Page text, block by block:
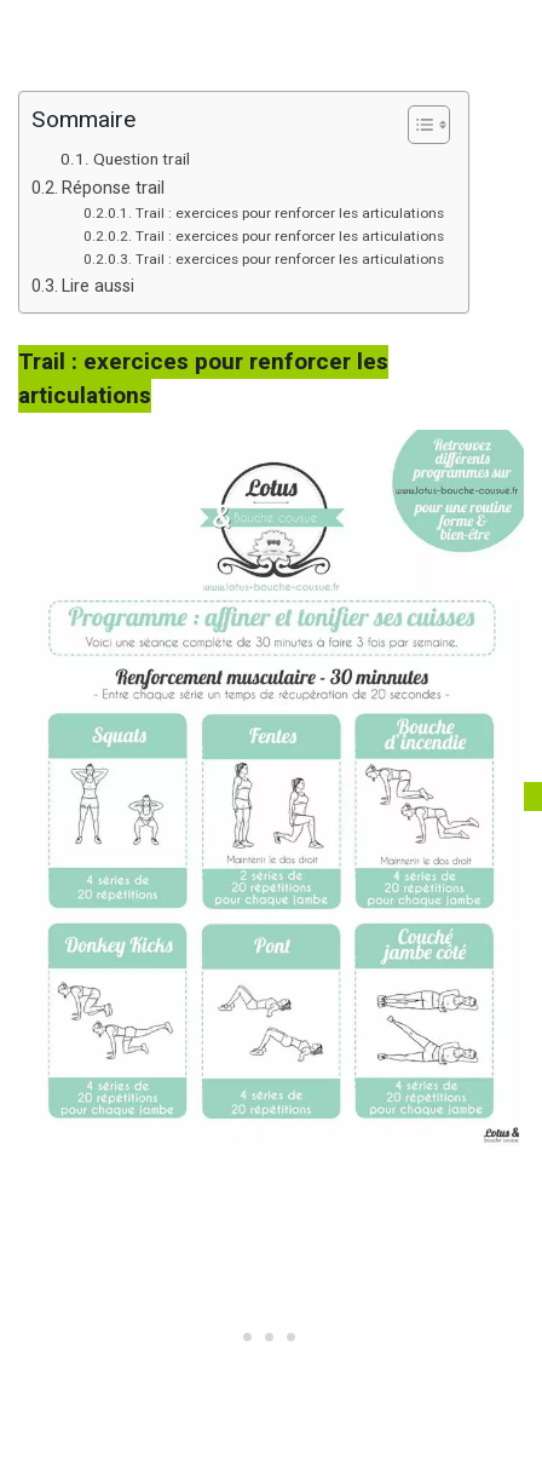
Sommaire
Question trail
Réponse trail
Trail : exercices pour renforcer les articulations
Trail : exercices pour renforcer les articulations
Trail : exercices pour renforcer les articulations
Lire aussi
Trail : exercices pour renforcer les
articulations